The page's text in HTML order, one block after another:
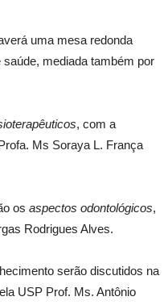
uma mesa redonda
mediada também por
, com a
Ms Soraya L. França
os aspectos odontológicos,
Rodrigues Alves.
serão discutidos na
USP Prof. Ms. Antônio